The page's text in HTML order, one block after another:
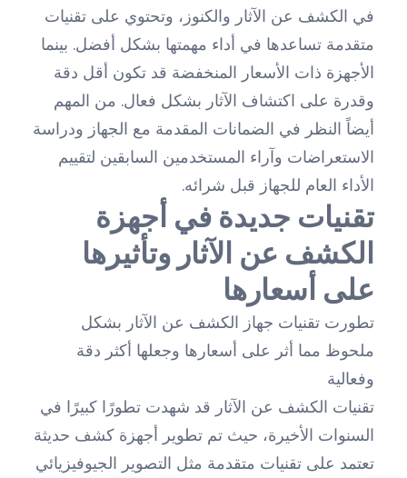
في الكشف عن الآثار والكنوز، وتحتوي على تقنيات
متقدمة تساعدها في أداء مهمتها بشكل أفضل. بينما
الأجهزة ذات الأسعار المنخفضة قد تكون أقل دقة
وقدرة على اكتشاف الآثار بشكل فعال. من المهم
أيضاً النظر في الضمانات المقدمة مع الجهاز ودراسة
الاستعراضات وآراء المستخدمين السابقين لتقييم
الأداء العام للجهاز قبل شرائه.
تقنيات جديدة في أجهزة
الكشف عن الآثار وتأثيرها
على أسعارها
تطورت تقنيات جهاز الكشف عن الآثار بشكل
ملحوظ مما أثر على أسعارها وجعلها أكثر دقة
وفعالية
تقنيات الكشف عن الآثار قد شهدت تطورًا كبيرًا في
السنوات الأخيرة، حيث تم تطوير أجهزة كشف حديثة
تعتمد على تقنيات متقدمة مثل التصوير الجيوفيزيائي